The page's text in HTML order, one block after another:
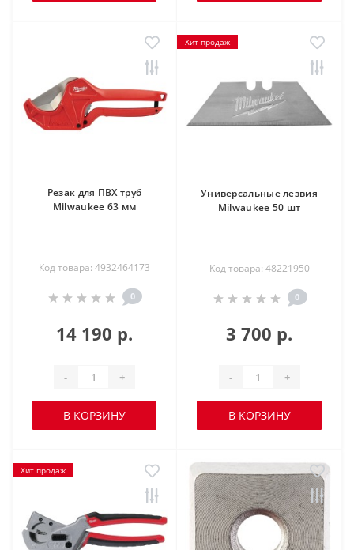
Резак для ПВХ труб
Milwaukee 63 мм
Код товара: 4932464173
0
14 190 р.
- +
В КОРЗИНУ
Хит продаж
Универсальные лезвия
Milwaukee 50 шт
Код товара: 48221950
0
3 700 р.
- +
В КОРЗИНУ
Хит продаж